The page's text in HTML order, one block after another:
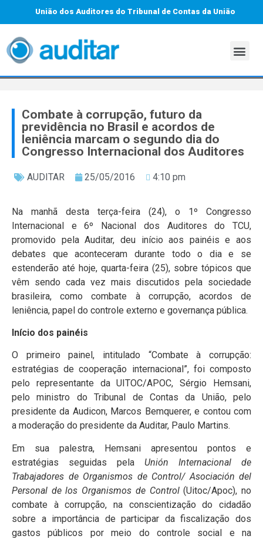
União dos Auditores do Tribunal de Contas da União
Combate à corrupção, futuro da
previdência no Brasil e acordos de
leniência marcam o segundo dia do
Congresso Internacional dos Auditores
AUDITAR 25/05/2016 4:10 pm
Na manhã desta terça-feira (24), o 1º Congresso
Internacional e 6º Nacional dos Auditores do TCU,
promovido pela Auditar, deu início aos painéis e aos
debates que aconteceram durante todo o dia e se
estenderão até hoje, quarta-feira (25), sobre tópicos que
vêm sendo cada vez mais discutidos pela sociedade
brasileira, como combate à corrupção, acordos de
leniência, papel do controle externo e governança pública.
Início dos painéis
O primeiro painel, intitulado “Combate à corrupção:
estratégias de cooperação internacional”, foi composto
pelo representante da UITOC/APOC, Sérgio Hemsani,
pelo ministro do Tribunal de Contas da União, pelo
presidente da Audicon, Marcos Bemquerer, e contou com
a moderação do presidente da Auditar, Paulo Martins.
Em sua palestra, Hemsani apresentou pontos e
estratégias seguidas pela Unión Internacional de
Trabajadores de Organismos de Control/ Asociación del
Personal de los Organismos de Control(Uitoc/Apoc), no
combate à corrupção, na conscientização do cidadão
sobre a importância de participar da fiscalização dos
gastos públicos por meio do controle social e na